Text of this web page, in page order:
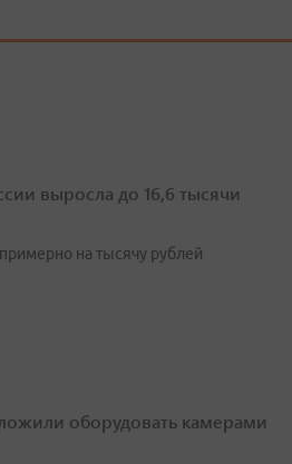
выросла до 16,6 тысячи
на тысячу рублей
оборудовать камерами